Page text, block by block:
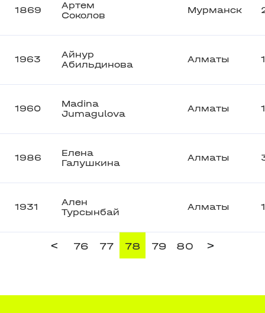
1869
Артем
Соколов
Мурманск
1963
Айнур
Абильдинова
Алматы
1960
Madina
Jumagulova
Алматы
1986
Елена
Галушкина
Алматы
1931
Ален
Турсынбай
Алматы
< 76 77 78 79 80 >